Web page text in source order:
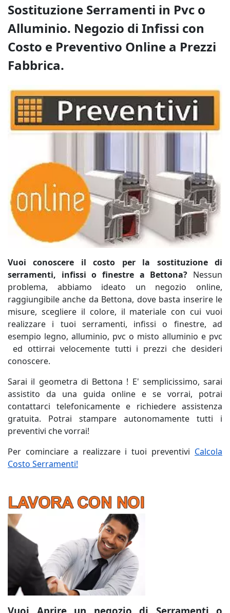
Sostituzione Serramenti in Pvc o
Alluminio. Negozio di Infissi con
Costo e Preventivo Online a Prezzi
Fabbrica.
Vuoi conoscere il costo per la sostituzione di
serramenti, infissi o finestre a Bettona? Nessun
problema, abbiamo ideato un negozio online,
raggiungibile anche da Bettona, dove basta inserire le
misure, scegliere il colore, il materiale con cui vuoi
realizzare i tuoi serramenti, infissi o finestre, ad
esempio legno, alluminio, pvc o misto alluminio e pvc
ed ottirrai velocemente tutti i prezzi che desideri
conoscere.
Sarai il geometra di Bettona ! E' semplicissimo, sarai
assistito da una guida online e se vorrai, potrai
contattarci telefonicamente e richiedere assistenza
gratuita. Potrai stampare autonomamente tutti i
preventivi che vorrai!
Per cominciare a realizzare i tuoi preventivi Calcola
Costo Serramenti!